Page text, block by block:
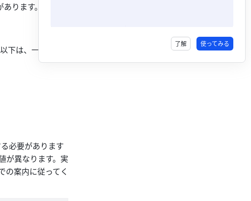
了解 使ってみる
ります。
下は、一部サー
必要があります
が異なります。実
の案内に従ってく